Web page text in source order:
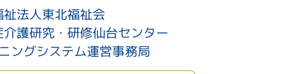
祉法人東北福祉会
介護研究・研修仙台センター
ングシステム運営事務局